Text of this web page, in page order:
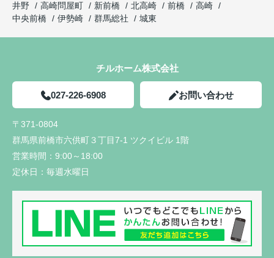
井野
高崎問屋町 新前橋 北高崎 前橋
高崎
中央前橋
伊勢崎 群馬総社 城東
チルホーム株式会社
027-226-6908 お問い合わせ
〒371-0804
群馬県前橋市六供町３丁目7-1 ツクイビル 1階
営業時間： 9:00～18:00
定休日： 毎週水曜日